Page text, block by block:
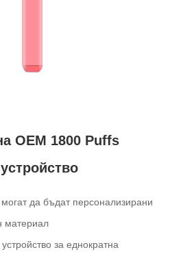
OEM 1800 Puffs
да бъдат персонализирани
материал
за еднократна